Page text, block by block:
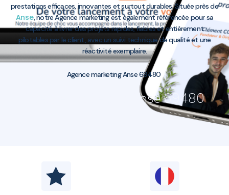
prestations efficaces, innovantes et surtout durables. Située près de
Anse, notre Agence marketing est également référencée pour sa
capacité à livrer des projets rapides, fiables et entièrement
pilotables par le client, avec un suivi technique de qualité et une
réactivité exemplaire.
Agence marketing Anse 69480
Agence marketing Anse 69480